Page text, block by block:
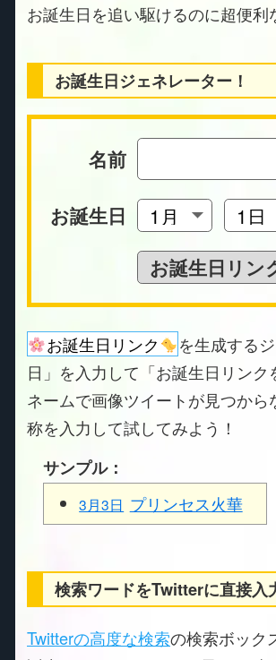
お誕生日ジェネレーター！
名前
お誕生日
お誕生日リンク
を生成する
日」を入力して「お誕生日リン
ネームで画像ツイートが見つか
称を入力して試してみよう！
サンプル：
3月3日 プリンセス火華
検索ワードをTwitterに直接入
Twitterの高度な検索の検索ボック